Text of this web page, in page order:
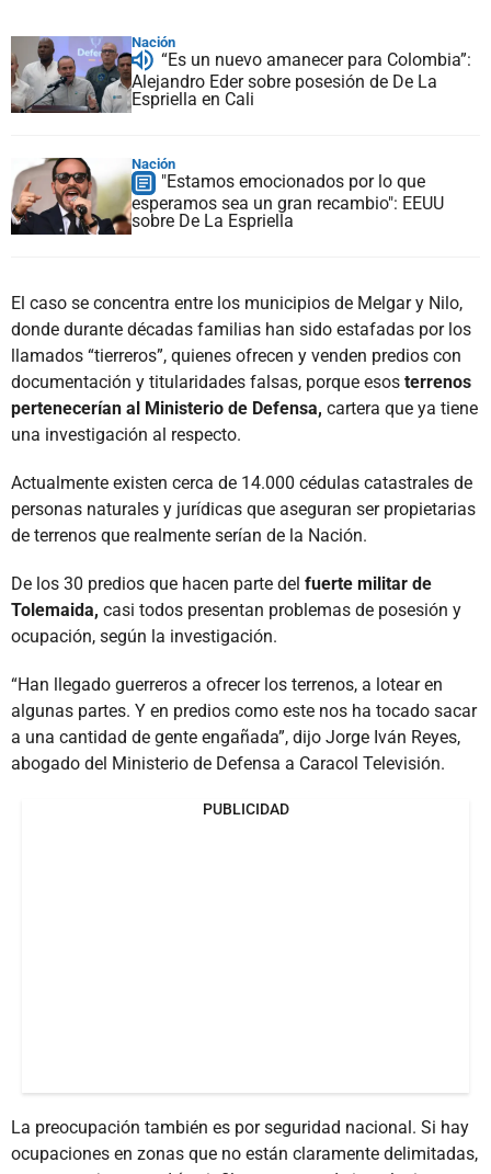
Nación
“Es un nuevo amanecer para Colombia”:
Alejandro Eder sobre posesión de De La
Espriella en Cali
Nación
"Estamos emocionados por lo que
esperamos sea un gran recambio": EEUU
sobre De La Espriella
El caso se concentra entre los municipios de Melgar y Nilo,
donde durante décadas familias han sido estafadas por los
llamados “tierreros”, quienes ofrecen y venden predios con
documentación y titularidades falsas, porque esos terrenos
pertenecerían al Ministerio de Defensa, cartera que ya tiene
una investigación al respecto.
Actualmente existen cerca de 14.000 cédulas catastrales de
personas naturales y jurídicas que aseguran ser propietarias
de terrenos que realmente serían de la Nación.
De los 30 predios que hacen parte del fuerte militar de
Tolemaida, casi todos presentan problemas de posesión y
ocupación, según la investigación.
“Han llegado guerreros a ofrecer los terrenos, a lotear en
algunas partes. Y en predios como este nos ha tocado sacar
a una cantidad de gente engañada”, dijo Jorge Iván Reyes,
abogado del Ministerio de Defensa a Caracol Televisión.
PUBLICIDAD
La preocupación también es por seguridad nacional. Si hay
ocupaciones en zonas que no están claramente delimitadas,